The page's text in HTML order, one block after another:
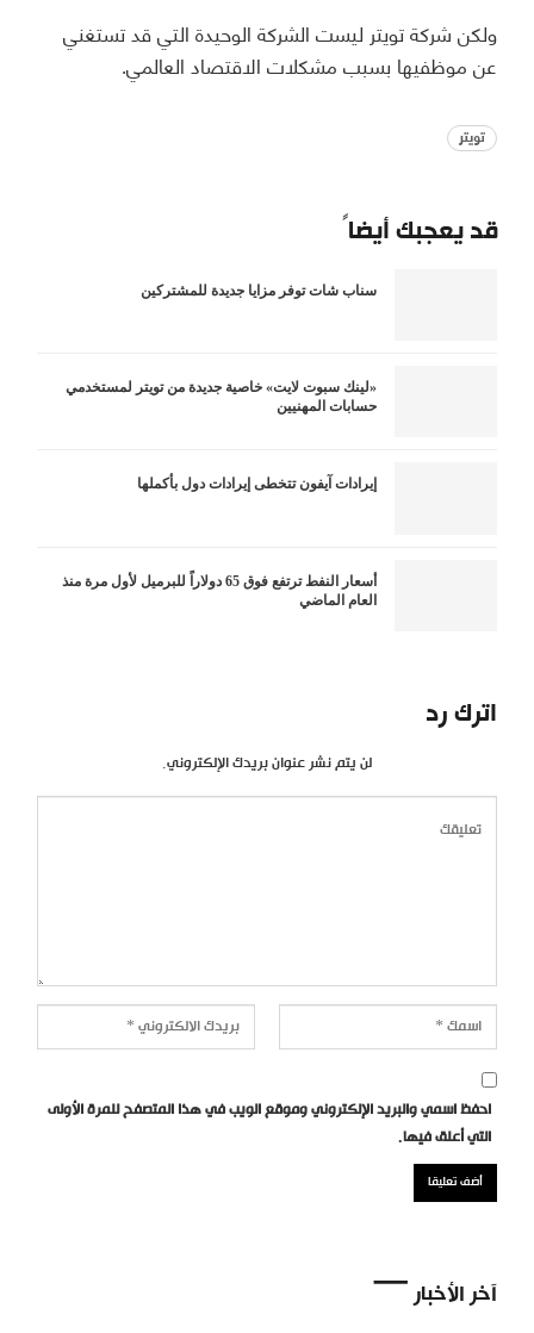
ولكن شركة تويتر ليست الشركة الوحيدة التي قد تستغني
عن موظفيها بسبب مشكلات الاقتصاد العالمي.
تويتر
قد يعجبك أيضاً
سناب شات توفر مزايا جديدة للمشتركين
«لينك سبوت لايت» خاصية جديدة من تويتر لمستخدمي
حسابات المهنيين
إيرادات آيفون تتخطى إيرادات دول بأكملها
أسعار النفط ترتفع فوق 65 دولاراً للبرميل لأول مرة منذ
العام الماضي
اترك رد
لن يتم نشر عنوان بريدك الإلكتروني.
احفظ اسمي والبريد الإلكتروني وموقع الويب في هذا المتصفح للمرة الأولى
التي أعلق فيها.
آخر الأخبار